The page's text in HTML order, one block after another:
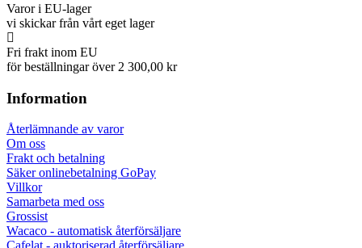
Varor i EU-lager
vi skickar från vårt eget lager
Fri frakt inom EU
för beställningar över 2 300,00 kr
Information
Återlämnande av varor
Om oss
Frakt och betalning
Säker onlinebetalning GoPay
Villkor
Samarbeta med oss
Grossist
Wacaco - automatisk återförsäljare